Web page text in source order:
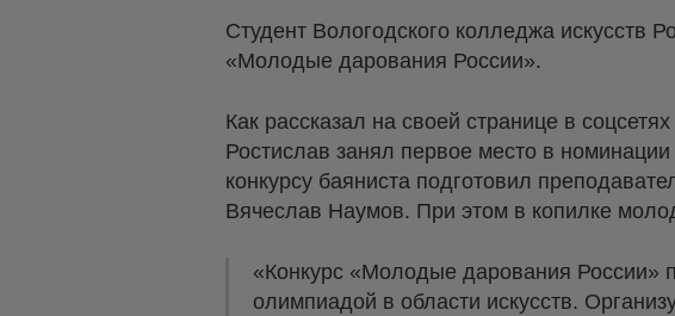
Студент Вологодского колледжа искусств
«Молодые дарования России».
Как рассказал на своей странице в
Ростислав занял первое место в
конкурсу баяниста подготовил
Вячеслав Наумов. При этом в копилке
«Конкурс «Молодые дарования России»
олимпиадой в области искусств.